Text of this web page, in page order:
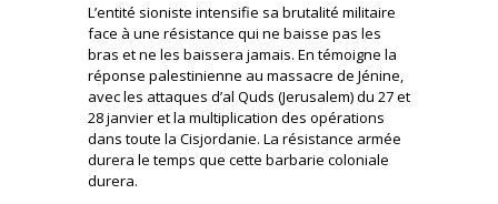
L’entité sioniste intensifie sa brutalité militaire
face à une résistance qui ne baisse pas les
bras et ne les baissera jamais. En témoigne la
réponse palestinienne au massacre de Jénine,
avec les attaques d’al Quds (Jerusalem) du 27 et
28 janvier et la multiplication des opérations
dans toute la Cisjordanie. La résistance armée
durera le temps que cette barbarie coloniale
durera.